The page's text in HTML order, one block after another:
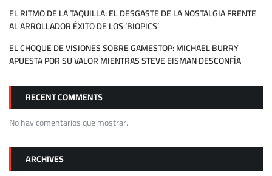
EL RITMO DE LA TAQUILLA: EL DESGASTE DE LA NOSTALGIA FRENTE
AL ARROLLADOR ÉXITO DE LOS ‘BIOPICS’
EL CHOQUE DE VISIONES SOBRE GAMESTOP: MICHAEL BURRY
APUESTA POR SU VALOR MIENTRAS STEVE EISMAN DESCONFÍA
RECENT COMMENTS
No hay comentarios que mostrar.
ARCHIVES